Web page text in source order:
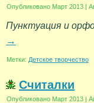
Опубликовано Март 2013 |
Пунктуация и
→
Метки: Детское творчество
Считалки
Опубликовано Март 2013 |